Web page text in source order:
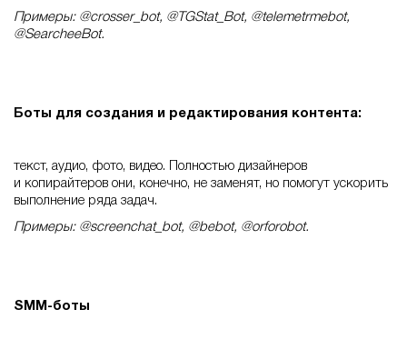
Примеры: @crosser_bot, @TGStat_Bot, @telemetrmebot,
@SearcheeBot.
Боты для создания и редактирования контента:
текст, аудио, фото, видео. Полностью дизайнеров
и копирайтеров они, конечно, не заменят, но помогут ускорить
выполнение ряда задач.
Примеры: @screenchat_bot, @bebot, @orforobot.
SMM-боты